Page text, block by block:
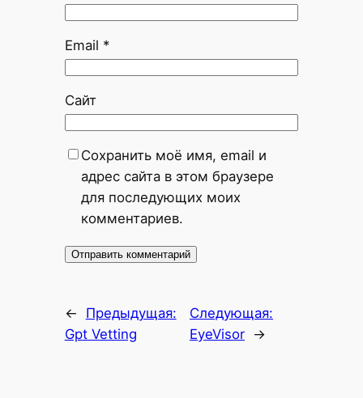
Email *
Сайт
Сохранить моё имя, email и
адрес сайта в этом браузере
для последующих моих
комментариев.
←
Предыдущая:
Gpt Vetting
Следующая:
EyeVisor
→